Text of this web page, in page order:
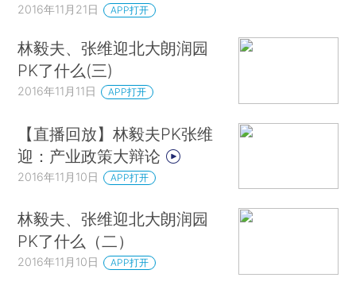
2016年11月21日 APP打开
林毅夫、张维迎北大朗润园
PK了什么(三)
2016年11月11日 APP打开
【直播回放】林毅夫PK张维
迎：产业政策大辩论
2016年11月10日 APP打开
林毅夫、张维迎北大朗润园
PK了什么（二）
2016年11月10日 APP打开